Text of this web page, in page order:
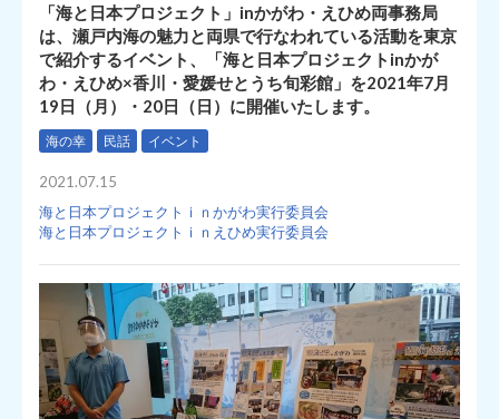
「海と日本プロジェクト」inかがわ・えひめ両事務局
は、瀬戸内海の魅力と両県で行なわれている活動を東京
で紹介するイベント、「海と日本プロジェクトinかが
わ・えひめ×香川・愛媛せとうち旬彩館」を2021年7月
19日（月）・20日（日）に開催いたします。
海の幸 民話 イベント
2021.07.15
海と日本プロジェクトｉｎかがわ実行委員会
海と日本プロジェクトｉｎえひめ実行委員会